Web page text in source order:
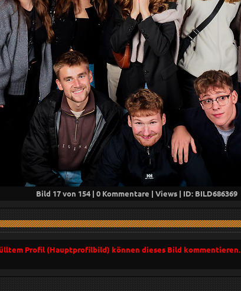
Bild 17von 154 | 0 Kommentare | Views | ID: BILD686369
Profil (Hauptprofilbild) können dieses Bild kommentieren.